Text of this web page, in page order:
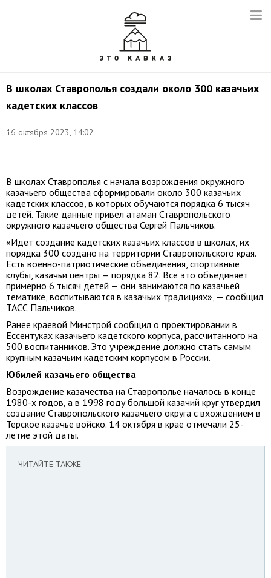
В школах Ставрополья создали около 300 казачьих
кадетских классов
16 октября 2023, 14:02
Денис
В школах Ставрополья с начала возрождения окружного
казачьего общества сформировали около 300 казачьих
кадетских классов, в которых обучаются порядка 6 тысяч
детей. Такие данные привел атаман Ставропольского
окружного казачьего общества Сергей Пальчиков.
«Идет создание кадетских казачьих классов в школах, их
порядка 300 создано на территории Ставропольского края.
Есть военно-патриотические объединения, спортивные
клубы, казачьи центры — порядка 82. Все это объединяет
примерно 6 тысяч детей — они занимаются по казачьей
тематике, воспитываются в казачьих традициях», — сообщил
ТАСС Пальчиков.
Ранее краевой Минстрой сообщил о проектировании в
Ессентуках казачьего кадетского корпуса, рассчитанного на
500 воспитанников. Это учреждение должно стать самым
крупным казачьим кадетским корпусом в России.
Юбилей казачьего общества
Возрождение казачества на Ставрополье началось в конце
1980-х годов, а в 1998 году большой казачий круг утвердил
создание Ставропольского казачьего округа с вхождением в
Терское казачье войско. 14 октября в крае отмечали 25-
летие этой даты.
ЧИТАЙТЕ ТАКЖЕ